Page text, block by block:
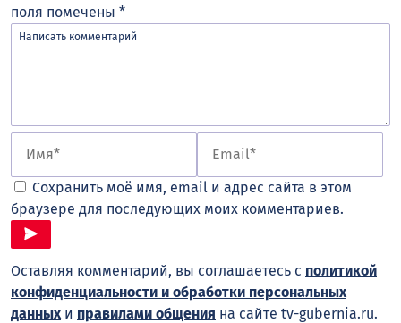
поля помечены *
Сохранить моё имя, email и адрес сайта в этом
браузере для последующих моих комментариев.
Оставляя комментарий, вы соглашаетесь с политикой
конфиденциальности и обработки персональных
данных и правилами общения на сайте tv-gubernia.ru.